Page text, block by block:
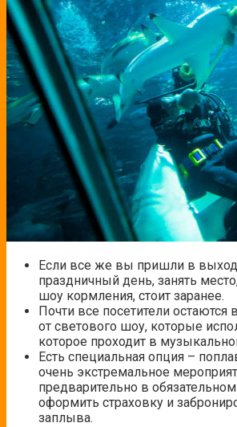
Если все же вы пришли в
праздничный день, занять
шоу кормления, стоит заранее.
Почти все посетители остаются
от светового шоу, которые
которое проходит в
Есть специальная опция –
очень экстремальное
предварительно в
оформить страховку и
заплыва.